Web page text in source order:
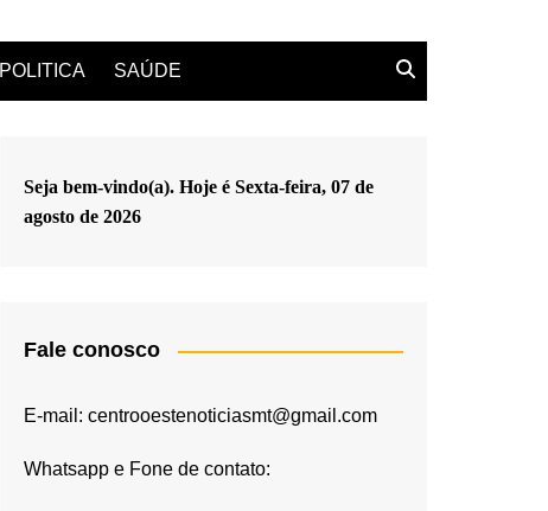
POLITICA SAÚDE
Seja bem-vindo(a). Hoje é Sexta-feira, 07 de
agosto de 2026
Fale conosco
E-mail: centrooestenoticiasmt@gmail.com
Whatsapp e Fone de contato: